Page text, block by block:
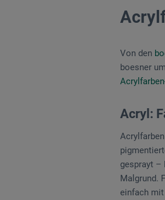
Von den
boesner
Acryl:
gesprayt –
Malgrund.
einfach